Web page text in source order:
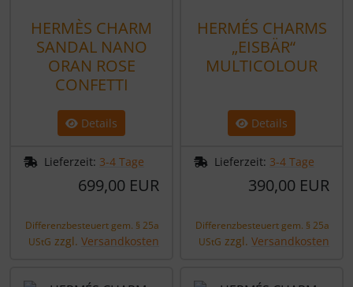
HERMÈS CHARM
SANDAL NANO
ORAN ROSE
CONFETTI
Details
Lieferzeit: 3-4 Tage
699,00 EUR
Differenzbesteuert gem. § 25a
UStG zzgl. Versandkosten
HERMÉS CHARMS
„EISBÄR“
MULTICOLOUR
Details
Lieferzeit: 3-4 Tage
390,00 EUR
Differenzbesteuert gem. § 25a
UStG zzgl. Versandkosten